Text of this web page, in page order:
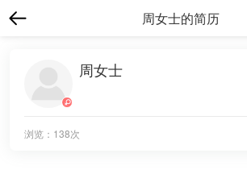
周女士的简历
周女士
浏览：138次